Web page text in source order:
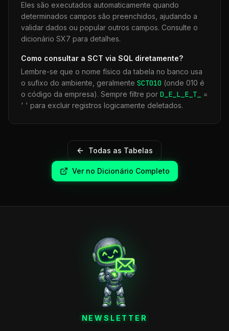
Eles são executados automaticamente quando
determinados campos são preenchidos, ajudando a
validar dados ou popular outros campos. Consulte o
dicionário SX7 para detalhes.
Como consultar a SCT via SQL diretamente?
Lembre-se que o nome físico da tabela no banco usa
o sufixo do ambiente, geralmente SCT010 (onde 010 é
o código da empresa). Sempre filtre por D_E_L_E_T_
=
' ' para excluir registros logicamente deletados.
Todas as Tabelas
Ver no Dicionário Completo
NEWSLETTER